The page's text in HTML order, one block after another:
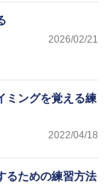
2026/02/21
ミングを覚える練
2022/04/18
るための練習方法